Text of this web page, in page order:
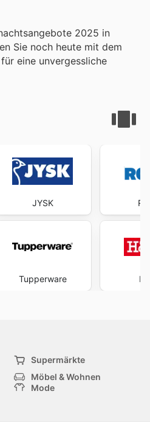
2025 in
Sie noch heute mit dem
eine unvergessliche
JYSK
Tupperware
Supermärkte
Möbel & Wohnen
Mode